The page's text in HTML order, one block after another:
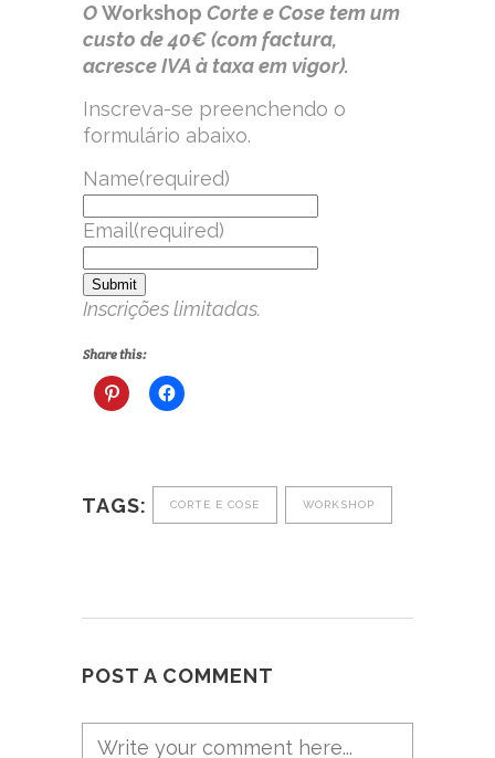
OWorkshop Corte e Cose tem um
custo de 40€ (com factura,
acresce IVA à taxa em vigor).
Inscreva-se preenchendo o
formulário abaixo.
Name(required)
Email(required)
Submit
Inscrições limitadas.
Share this:
TAGS: CORTE E COSE WORKSHOP
POST A COMMENT